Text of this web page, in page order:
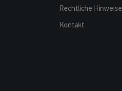
Rechtliche Hinweise
Kontakt